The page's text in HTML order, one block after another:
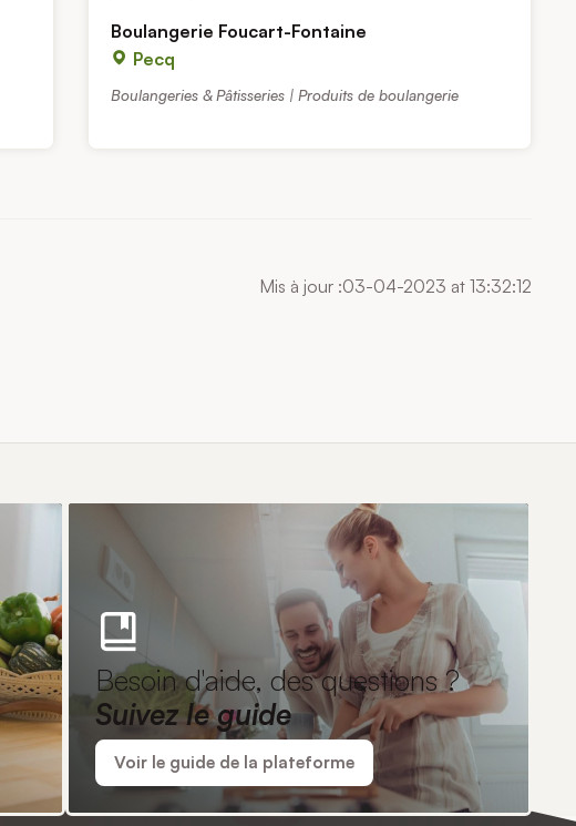
Boulangerie Foucart-Fontaine
Pecq
Boulangeries & Pâtisseries | Produits de boulangerie
Mis à jour :03-04-2023 at 13:32:12
Besoin d'aide, des questions ?
Suivez le guide
Voir le guide de la plateforme